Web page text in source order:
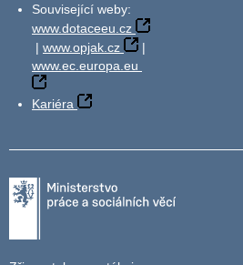
Související weby:
www.dotaceeu.cz
| www.opjak.cz
|
www.ec.europa.eu
Kariéra